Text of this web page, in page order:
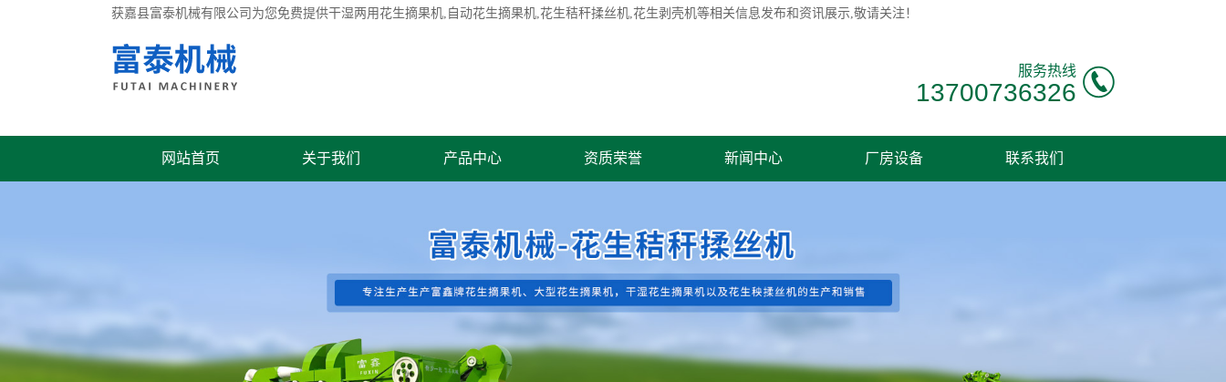
获嘉县富泰机械有限公司为您免费提供干湿两用花生摘果机,自动花生摘果机,花生秸秆揉丝机,花生剥壳机等相关信息发布和资讯展示,敬请关注！
服务热线
13700736326
网站首页 关于我们 产品中心 资质荣誉 新闻中心 厂房设备 联系我们